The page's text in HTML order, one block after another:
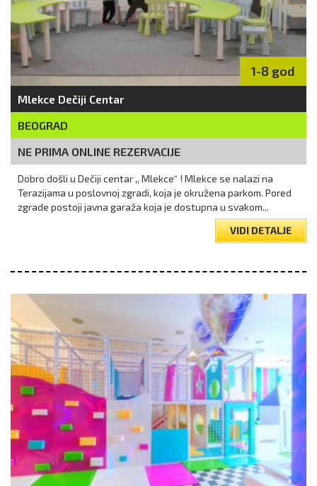
1-8 god
Mlekce Dečiji Centar
BEOGRAD
NE PRIMA ONLINE REZERVACIJE
Dobro došli u Dečiji centar ,, Mlekce“ ! Mlekce se nalazi na
Terazijama u poslovnoj zgradi, koja je okružena parkom. Pored
zgrade postoji javna garaža koja je dostupna u svakom...
VIDI DETALJE